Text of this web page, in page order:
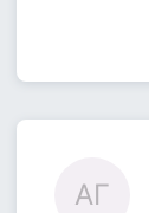
АГ